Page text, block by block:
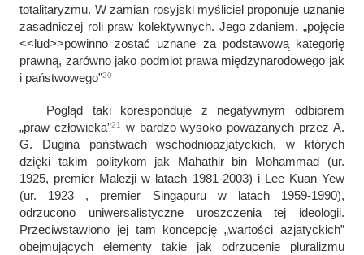
totalitaryzmu. W zamian rosyjski myśliciel proponuje uznanie
zasadniczej roli praw kolektywnych. Jego zdaniem, „pojęcie
<<lud>>powinno zostać uznane za podstawową kategorię
prawną, zarówno jako podmiot prawa międzynarodowego jak
i państwowego”20
Pogląd taki koresponduje z negatywnym odbiorem
„praw człowieka”21
w bardzo wysoko poważanych przez A.
G. Dugina państwach wschodnioazjatyckich, w których
dzięki takim politykom jak Mahathir bin Mohammad (ur.
1925, premier Malezji w latach 1981-2003) i Lee Kuan Yew
(ur. 1923 , premier Singapuru w latach 1959-1990),
odrzucono uniwersalistyczne uroszczenia tej ideologii.
Przeciwstawiono jej tam koncepcję „wartości azjatyckich”
obejmujących elementy takie jak odrzucenie pluralizmu